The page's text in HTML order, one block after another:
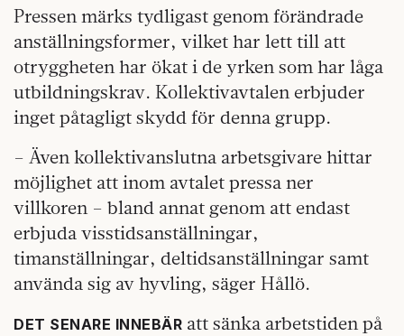
Pressen märks tydligast genom förändrade
anställningsformer, vilket har lett till att
otryggheten har ökat i de yrken som har låga
utbildningskrav. Kollektivavtalen erbjuder
inget påtagligt skydd för denna grupp.
– Även kollektivanslutna arbetsgivare hittar
möjlighet att inom avtalet pressa ner
villkoren – bland annat genom att endast
erbjuda visstidsanställningar,
timanställningar, deltidsanställningar samt
använda sig av hyvling, säger Hållö.
DET SENARE INNEBÄR att sänka arbetstiden på